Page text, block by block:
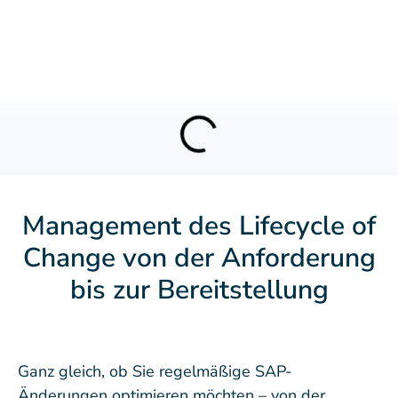
Management des Lifecycle of
Change von der Anforderung
bis zur Bereitstellung
Ganz gleich, ob Sie regelmäßige SAP-